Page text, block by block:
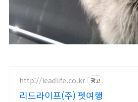
http://leadlife.co.kr 광고
리드라이프(주) 펫여행